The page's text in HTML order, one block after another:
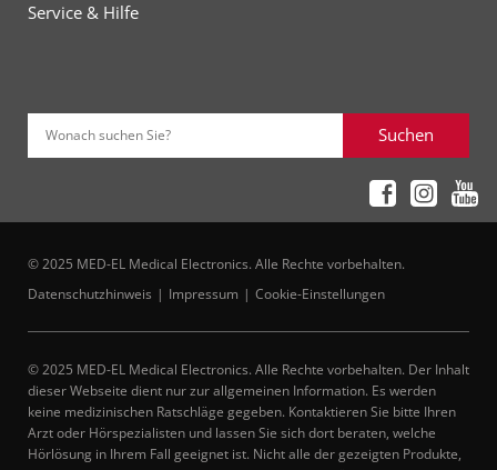
Service & Hilfe
Wonach suchen Sie? Suchen
© 2025 MED-EL Medical Electronics. Alle Rechte vorbehalten.
Datenschutzhinweis
Impressum Cookie-Einstellungen
© 2025 MED-EL Medical Electronics. Alle Rechte vorbehalten. Der Inhalt
dieser Webseite dient nur zur allgemeinen Information. Es werden
keine medizinischen Ratschläge gegeben. Kontaktieren Sie bitte Ihren
Arzt oder Hörspezialisten und lassen Sie sich dort beraten, welche
Hörlösung in Ihrem Fall geeignet ist. Nicht alle der gezeigten Produkte,